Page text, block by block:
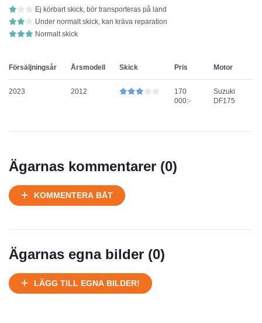
Ej körbart skick, bör transporteras på land
Under normalt skick, kan kräva reparation
Normalt skick
Försäljningsår Årsmodell Skick Pris Motor
2023 2012
170
000:-
Suzuki
DF175
Ägarnas kommentarer (0)
KOMMENTERA BÅT
Ägarnas egna bilder (0)
LÄGG TILL EGNA BILDER!